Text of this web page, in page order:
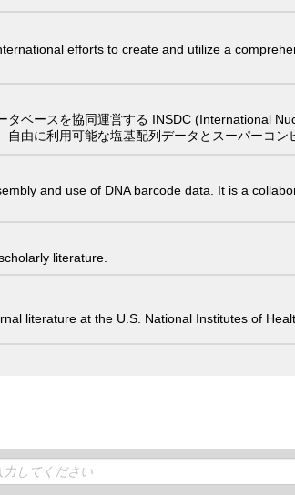
efforts to create and utilize a
ベースを協同運営する INSDC (International
由に利用可能な塩基配列データとスーパーコン
and use of DNA barcode data. It is a
literature.
literature at the U.S. National Institutes of